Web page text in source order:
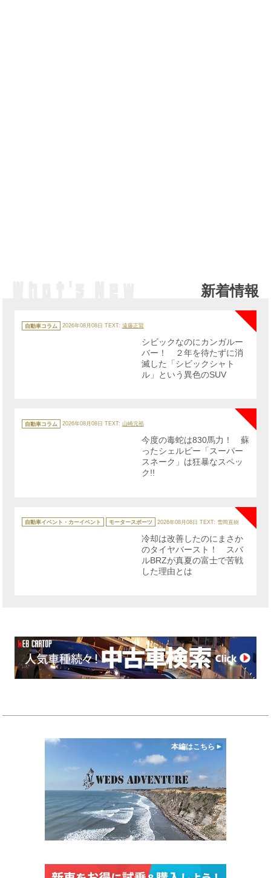
新着情報
テ
ゴ
自動車コラム 2026年08月08日 TEXT: 遠藤正賢
NEW
シビックなのにカンガルー
バー！ ２年を待たずに消
滅した「シビックシャト
ル」という異色のSUV
テ
ゴ
自動車コラム 2026年08月08日 TEXT: 山崎元裕
今度の毒蛇は830馬力！ 蘇
ったシェルビー「スーパー
スネーク」は狂暴なスペッ
ク!!
テ
ゴ
自動車イベント・カーイベント モータースポーツ 2026年08月08日 TEXT: 雪岡直樹
冷却は改善したのにまさか
のタイヤバースト！ スバ
ルBRZが真夏の富士で苦戦
した理由とは
本編はこちら